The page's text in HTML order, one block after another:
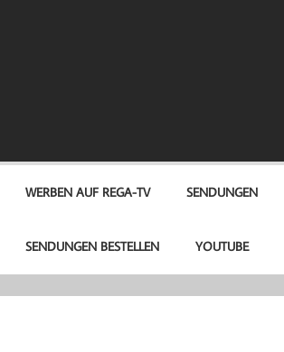
WERBEN AUF REGA-TV SENDUNGEN
SENDUNGEN BESTELLEN YOUTUBE